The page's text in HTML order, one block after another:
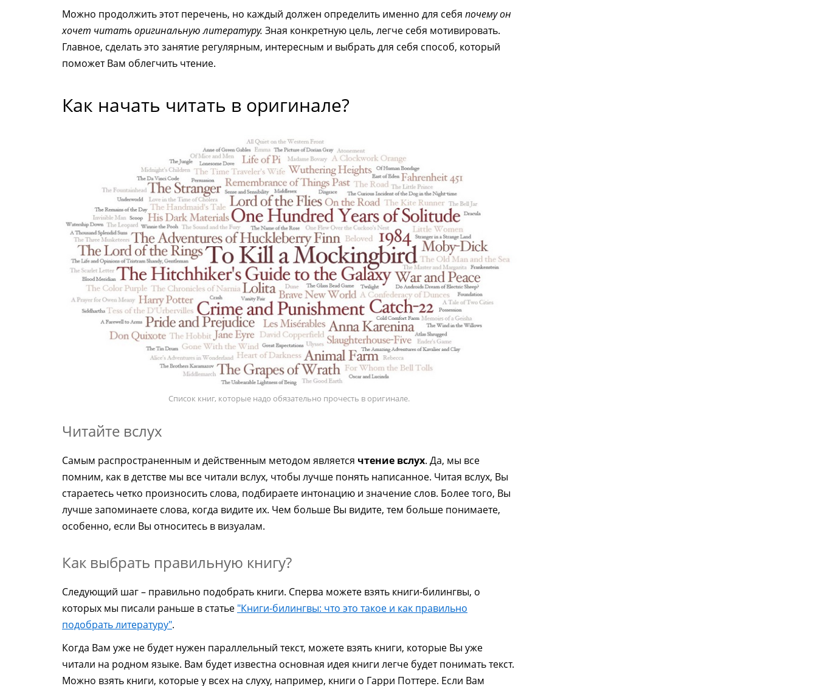
Можно продолжить этот перечень, но каждый должен определить именно для себя почему он
хочет читать оригинальную литературу. Зная конкретную цель, легче себя мотивировать.
Главное, сделать это занятие регулярным, интересным и выбрать для себя способ, который
поможет Вам облегчить чтение.
Как начать читать в оригинале?
Список книг, которые надо обязательно прочесть в оригинале.
Читайте вслух
Самым распространенным и действенным методом является чтение вслух. Да, мы все
помним, как в детстве мы все читали вслух, чтобы лучше понять написанное. Читая вслух, Вы
стараетесь четко произносить слова, подбираете интонацию и значение слов. Более того, Вы
лучше запоминаете слова, когда видите их. Чем больше Вы видите, тем больше понимаете,
особенно, если Вы относитесь в визуалам.
Как выбрать правильную книгу?
Следующий шаг – правильно подобрать книги. Сперва можете взять книги-билингвы, о
которых мы писали раньше в статье "Книги-билингвы: что это такое и как правильно
подобрать литературу".
Когда Вам уже не будет нужен параллельный текст, можете взять книги, которые Вы уже
читали на родном языке. Вам будет известна основная идея книги легче будет понимать текст.
Можно взять книги, которые у всех на слуху, например, книги о Гарри Поттере. Если Вам